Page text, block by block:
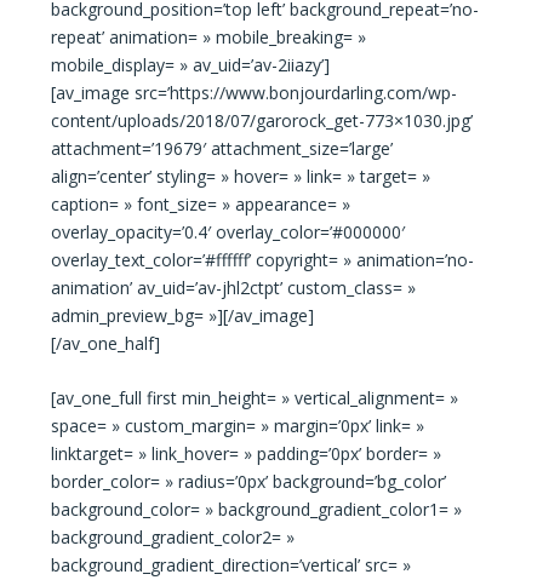
background_position=’top left’ background_repeat=’no-
repeat’ animation= » mobile_breaking= »
mobile_display= » av_uid=’av-2iiazy’]
[av_image src=’https://www.bonjourdarling.com/wp-
content/uploads/2018/07/garorock_get-773×1030.jpg’
attachment=’19679′ attachment_size=’large’
align=’center’ styling= » hover= » link= » target= »
caption= » font_size= » appearance= »
overlay_opacity=’0.4′ overlay_color=’#000000′
overlay_text_color=’#ffffff’ copyright= » animation=’no-
animation’ av_uid=’av-jhl2ctpt’ custom_class= »
admin_preview_bg= »][/av_image]
[/av_one_half]
[av_one_full first min_height= » vertical_alignment= »
space= » custom_margin= » margin=’0px’ link= »
linktarget= » link_hover= » padding=’0px’ border= »
border_color= » radius=’0px’ background=’bg_color’
background_color= » background_gradient_color1= »
background_gradient_color2= »
background_gradient_direction=’vertical’ src= »